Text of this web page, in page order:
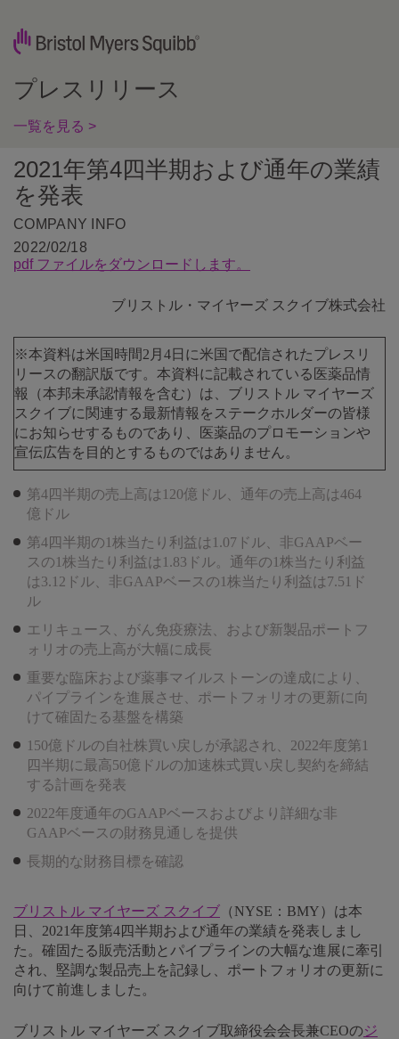
プレスリリース
一覧を見る >
2021年第4四半期および通年の業績
を発表
COMPANY INFO
2022/02/18
pdf ファイルをダウンロードします。
ブリストル・マイヤーズ スクイブ株式会社
※本資料は米国時間2月4日に米国で配信されたプレスリ
リースの翻訳版です。本資料に記載されている医薬品情
報（本邦未承認情報を含む）は、ブリストル マイヤーズ
スクイブに関連する最新情報をステークホルダーの皆様
にお知らせするものであり、医薬品のプロモーションや
宣伝広告を目的とするものではありません。
第4四半期の売上高は120億ドル、通年の売上高は464
億ドル
第4四半期の1株当たり利益は1.07ドル、非GAAPベー
スの1株当たり利益は1.83ドル。通年の1株当たり利益
は3.12ドル、非GAAPベースの1株当たり利益は7.51ド
ル
エリキュース、がん免疫療法、および新製品ポートフ
ォリオの売上高が大幅に成長
重要な臨床および薬事マイルストーンの達成により、
パイプラインを進展させ、ポートフォリオの更新に向
けて確固たる基盤を構築
150億ドルの自社株買い戻しが承認され、2022年度第1
四半期に最高50億ドルの加速株式買い戻し契約を締結
する計画を発表
2022年度通年のGAAPベースおよびより詳細な非
GAAPベースの財務見通しを提供
長期的な財務目標を確認
ブリストル マイヤーズ スクイブ （NYSE：BMY）は本
日、2021年度第4四半期および通年の業績を発表しまし
た。確固たる販売活動とパイプラインの大幅な進展に牽引
され、堅調な製品売上を記録し、ポートフォリオの更新に
向けて前進しました。
ブリストル マイヤーズ スクイブ取締役会会長兼CEOのジ